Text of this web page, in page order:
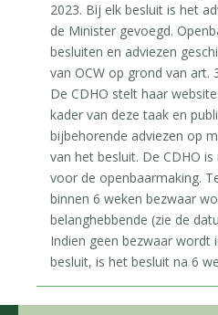
2023. Bij elk besluit is het
de Minister gevoegd.
besluiten en adviezen
van OCW op grond van art.
De CDHO stelt haar
kader van deze taak en
bijbehorende adviezen op
van het besluit. De CDHO
voor de openbaarmaking.
binnen 6 weken bezwaar
belanghebbende (zie de
Indien geen bezwaar wordt
besluit, is het besluit na 6